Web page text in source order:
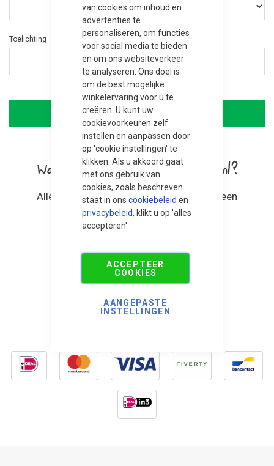
van cookies om inhoud en
advertenties te
personaliseren, om functies
voor social media te bieden
en om ons websiteverkeer
te analyseren. Ons doel is
om de best mogelijke
winkelervaring voor u te
creëren. U kunt uw
cookievoorkeuren zelf
instellen en aanpassen door
op 'cookie instellingen' te
klikken. Als u akkoord gaat
met ons gebruik van
cookies, zoals beschreven
staat in ons cookiebeleid en
privacybeleid, klikt u op 'alles
accepteren'
ACCEPTEER
COOKIES
AANGEPASTE
INSTELLINGEN
Toelichting
Bevestig annulering
Wat vinden anderen van Bestrating.nl?
Alles ging goed en volgens afspraak, en een
fantastische chauffeur, Alex.
Auke Lanenga
Bekijk hier alle reviews